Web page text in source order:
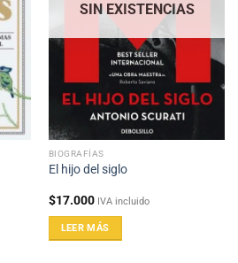
SIN EXISTENCIAS
BIOGRAFÍAS
El hijo del siglo
$17.000 IVA incluido
LEER MÁS